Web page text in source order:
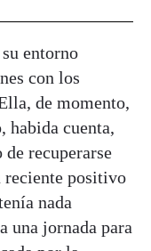
entorno
con los
de momento,
habida cuenta,
de recuperarse
reciente positivo
nada
una jornada para